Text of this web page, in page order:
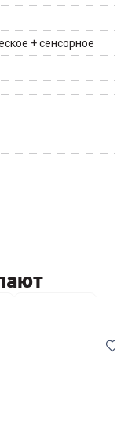
+ сенсорное